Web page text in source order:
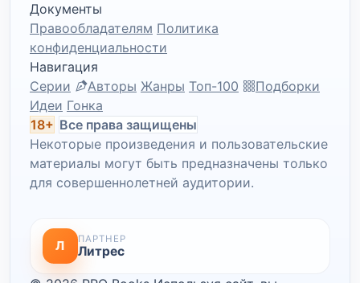
Документы
Правообладателям Политика
конфиденциальности
Навигация
Серии
Авторы Жанры Топ-100
Подборки
Идеи Гонка
18+ Все права защищены
Некоторые произведения и пользовательские
материалы могут быть предназначены только
для совершеннолетней аудитории.
Л ПАРТНЕР
Литрес